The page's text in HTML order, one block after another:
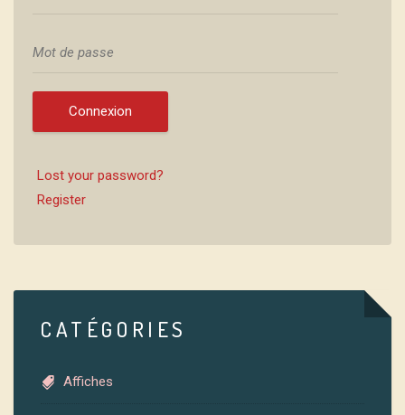
Connexion
Lost your password?
Register
CATÉGORIES
Affiches